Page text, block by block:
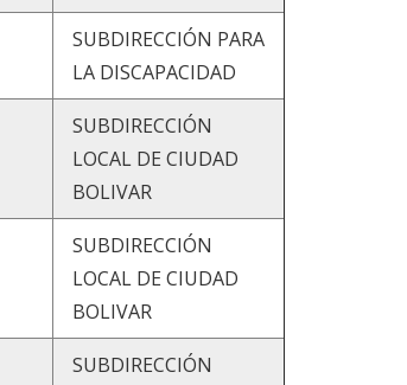
SUBDIRECCIÓN PARA
LA DISCAPACIDAD
SUBDIRECCIÓN
LOCAL DE CIUDAD
BOLIVAR
SUBDIRECCIÓN
LOCAL DE CIUDAD
BOLIVAR
SUBDIRECCIÓN